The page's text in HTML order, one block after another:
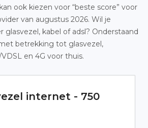
ook kiezen voor “beste score” voor
van augustus 2026. Wil je
glasvezel, kabel of adsl? Onderstaand
betrekking tot glasvezel,
en 4G voor thuis.
internet - 750